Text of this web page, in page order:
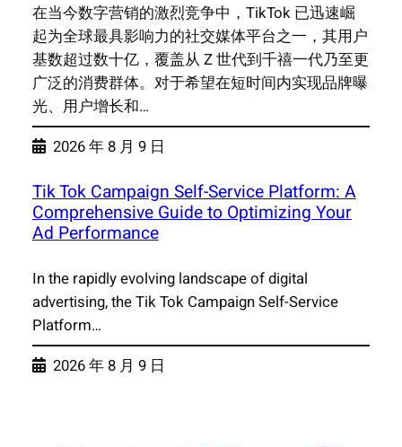
在当今数字营销的激烈竞争中，TikTok 已迅速崛
起为全球最具影响力的社交媒体平台之一，其用户
基数超过数十亿，覆盖从 Z 世代到千禧一代乃至更
广泛的消费群体。对于希望在短时间内实现品牌曝
光、用户增长和…
2026 年 8 月 9 日
Tik Tok Campaign Self-Service Platform: A
Comprehensive Guide to Optimizing Your
Ad Performance
In the rapidly evolving landscape of digital
advertising, the Tik Tok Campaign Self-Service
Platform…
2026 年 8 月 9 日